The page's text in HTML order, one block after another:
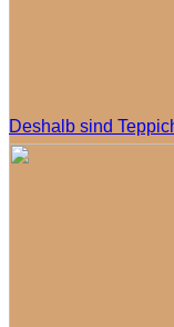
Deshalb sind